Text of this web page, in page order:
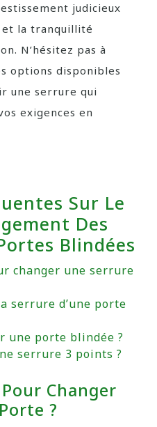
judicieux
et la tranquillité
N’hésitez pas à
options disponibles
une serrure qui
exigences en
Sur Le
Des
Blindées
changer une serrure
serrure d’une porte
une porte blindée ?
serrure 3 points ?
Changer
?